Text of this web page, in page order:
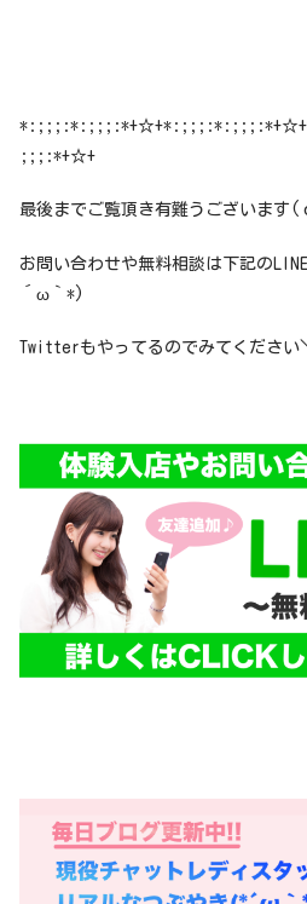
;;;:*+☆+
最後までご覧頂き有難うござい
お問い合わせや無料相談は下記の
´ω｀*)
Twitterもやってるのでみてくださ